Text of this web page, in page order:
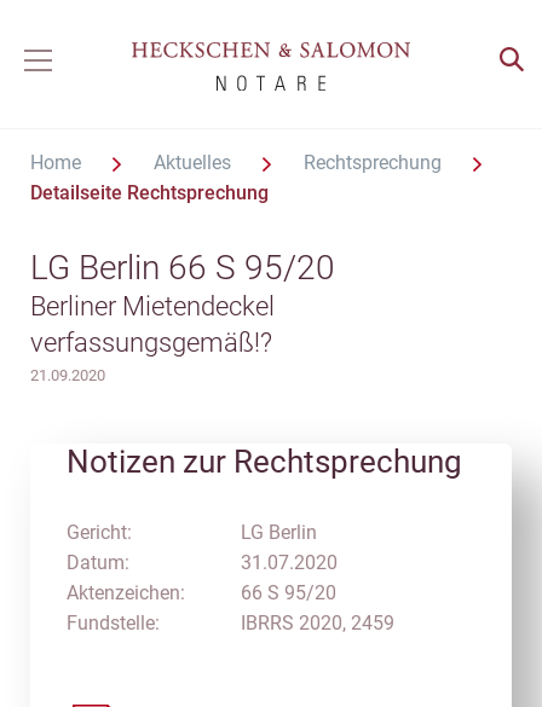
Home Aktuelles
Rechtsprechung
Detailseite Rechtsprechung
LG Berlin 66 S 95/20
Berliner Mietendeckel
verfassungsgemäß!?
21.09.2020
Notizen zur Rechtsprechung
Gericht:
Datum:
Aktenzeichen:
Fundstelle:
LG Berlin
31.07.2020
66 S 95/20
IBRRS 2020, 2459